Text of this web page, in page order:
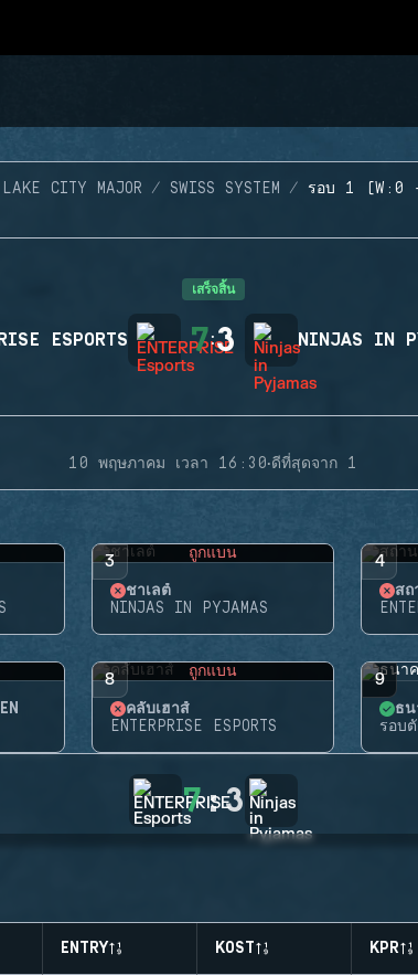
CITY MAJOR SWISS SYSTEM รอบ 1 (W:0
เสร็จสิ้น
ESPORTS 7:3 NINJAS IN
10 พฤษภาคม เวลา 16:30·ดีที่สุดจาก 1
3 ถูกแบน
ชาเลต์
NINJAS IN PYJAMAS
4
สถ
8 ถูกแบน
คลับเฮาส์
ENTERPRISE ESPORTS
9
ธน
รอบ
7:3
ENTRY KOST KPR